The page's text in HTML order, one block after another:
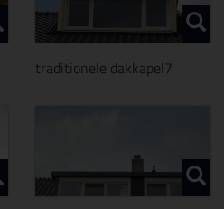
traditionele dakkapel7